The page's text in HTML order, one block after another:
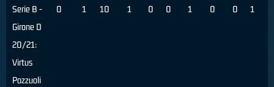
Serie B -
Girone D
20/21:
Virtus
Pozzuoli
0 1 10 1 0 0 1 0 0 1